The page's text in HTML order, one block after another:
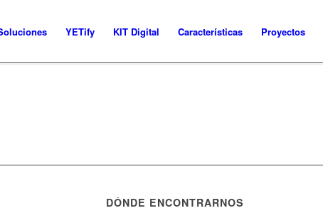
YETify KIT Digital Características Proyectos
DÓNDE ENCONTRARNOS